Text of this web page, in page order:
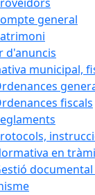
general
d'anuncis
municipal,
fiscals
en